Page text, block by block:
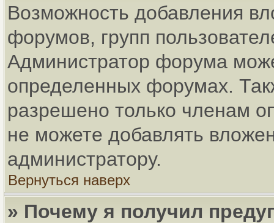
Возможность добавления
форумов, групп
Администратор форума
определенных форумах.
разрешено только членам
не можете добавлять
администратору.
Вернуться наверх
» Почему я получил